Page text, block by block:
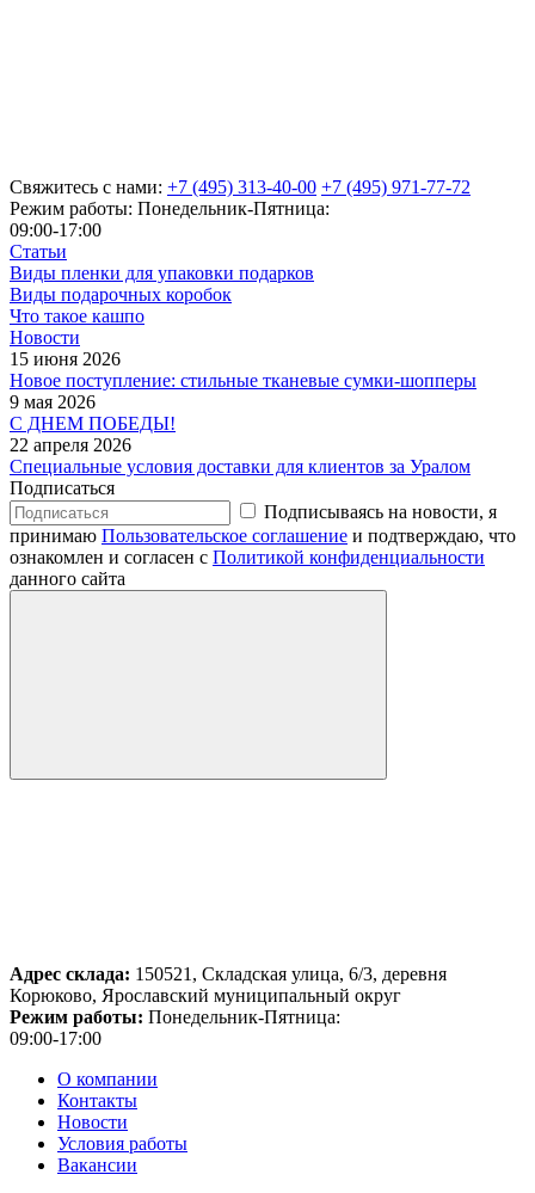
Свяжитесь с нами: +7 (495) 313-40-00 +7 (495) 971-77-72
Режим работы: Понедельник-Пятница:
09:00-17:00
Статьи
Виды пленки для упаковки подарков
Виды подарочных коробок
Что такое кашпо
Новости
15 июня 2026
Новое поступление: стильные тканевые сумки-шопперы
9 мая 2026
С ДНЕМ ПОБЕДЫ!
22 апреля 2026
Специальные условия доставки для клиентов за Уралом
Подписаться
Подписываясь на новости, я
принимаю Пользовательское соглашение и подтверждаю, что
ознакомлен и согласен с Политикой конфиденциальности
данного сайта
Адрес склада: 150521, Складская улица, 6/3, деревня
Корюково, Ярославский муниципальный округ
Режим работы: Понедельник-Пятница:
09:00-17:00
О компании
Контакты
Новости
Условия работы
Вакансии